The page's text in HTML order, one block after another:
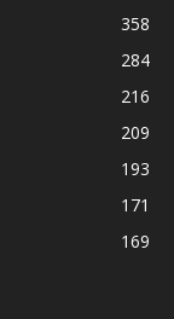
358
284
216
209
193
171
169